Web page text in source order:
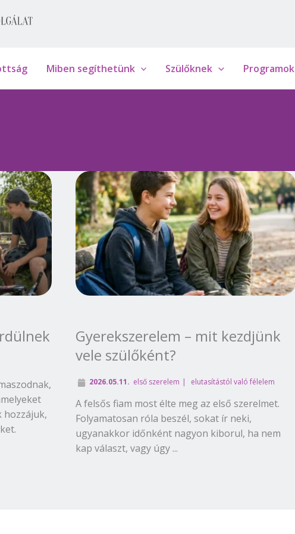
Miben segíthetünk Szülőknek Programok
hozzájuk,
Gyerekszerelem – mit kezdjünk
vele szülőként?
2026.05.11. első szerelem elutasítástól való félelem
A felsős fiam most élte meg az első szerelmet.
Folyamatosan róla beszél, sokat ír neki,
ugyanakkor időnként nagyon kiborul, ha nem
kap választ, vagy úgy ...